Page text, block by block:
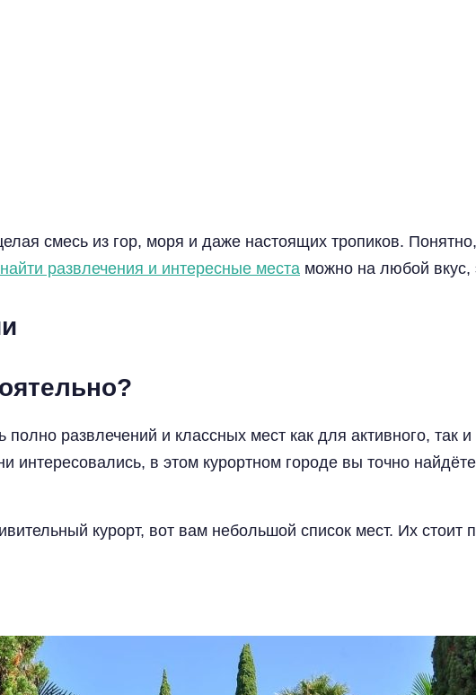
смесь из гор, моря и даже настоящих тропиков.
найти развлечения и интересные места можно на любой вкус,
полно развлечений и классных мест как для активного, так
интересовались, в этом курортном городе вы точно
курорт, вот вам небольшой список мест. Их стоит